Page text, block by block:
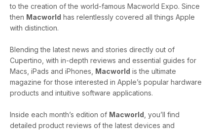
to the creation of the world-famous Macworld Expo. Since
then Macworld has relentlessly covered all things Apple
with distinction.
Blending the latest news and stories directly out of
Cupertino, with in-depth reviews and essential guides for
Macs, iPads and iPhones, Macworld is the ultimate
magazine for those interested in Apple’s popular hardware
products and intuitive software applications.
Inside each month’s edition of Macworld , you’ll find
detailed product reviews of the latest devices and